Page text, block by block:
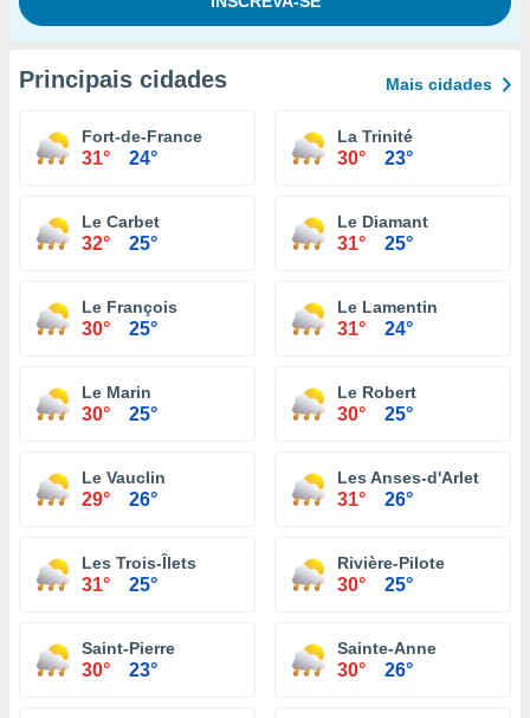
Principais cidades Mais cidades
Fort-de-France
31° 24°
La Trinité
30° 23°
Le Carbet
32° 25°
Le Diamant
31° 25°
Le François
30° 25°
Le Lamentin
31° 24°
Le Marin
30° 25°
Le Robert
30° 25°
Le Vauclin
29° 26°
Les Anses-d'Arlet
31° 26°
Les Trois-Îlets
31° 25°
Rivière-Pilote
30° 25°
Saint-Pierre
30° 23°
Sainte-Anne
30° 26°